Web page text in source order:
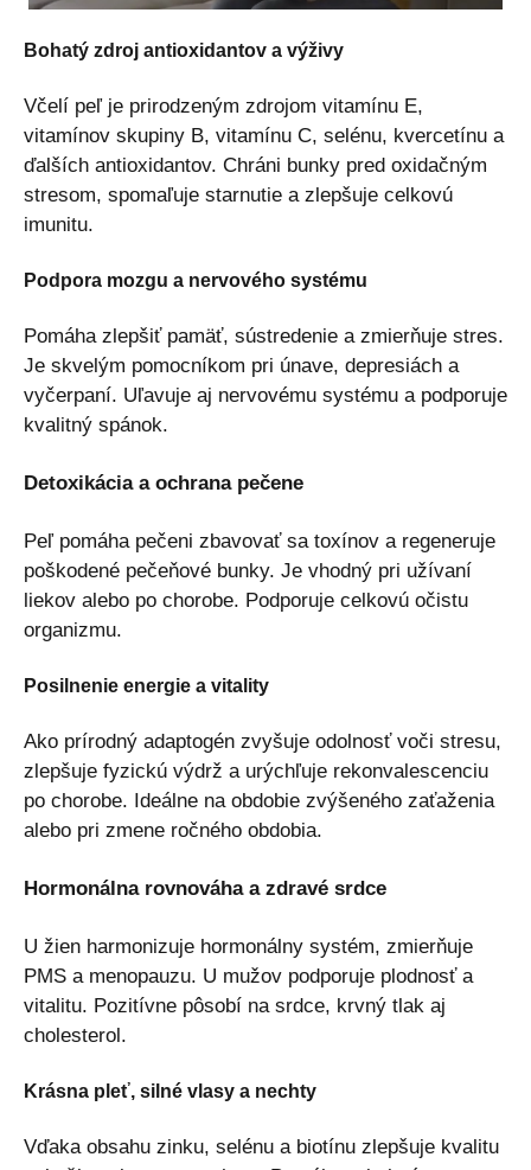
Bohatý zdroj antioxidantov a výživy
Včelí peľ je prirodzeným zdrojom vitamínu E,
vitamínov skupiny B, vitamínu C, selénu, kvercetínu a
ďalších antioxidantov. Chráni bunky pred oxidačným
stresom, spomaľuje starnutie a zlepšuje celkovú
imunitu.
Podpora mozgu a nervového systému
Pomáha zlepšiť pamäť, sústredenie a zmierňuje stres.
Je skvelým pomocníkom pri únave, depresiách a
vyčerpaní. Uľavuje aj nervovému systému a podporuje
kvalitný spánok.
Detoxikácia a ochrana pečene
Peľ pomáha pečeni zbavovať sa toxínov a regeneruje
poškodené pečeňové bunky. Je vhodný pri užívaní
liekov alebo po chorobe. Podporuje celkovú očistu
organizmu.
Posilnenie energie a vitality
Ako prírodný adaptogén zvyšuje odolnosť voči stresu,
zlepšuje fyzickú výdrž a urýchľuje rekonvalescenciu
po chorobe. Ideálne na obdobie zvýšeného zaťaženia
alebo pri zmene ročného obdobia.
Hormonálna rovnováha a zdravé srdce
U žien harmonizuje hormonálny systém, zmierňuje
PMS a menopauzu. U mužov podporuje plodnosť a
vitalitu. Pozitívne pôsobí na srdce, krvný tlak aj
cholesterol.
Krásna pleť, silné vlasy a nechty
Vďaka obsahu zinku, selénu a biotínu zlepšuje kvalitu